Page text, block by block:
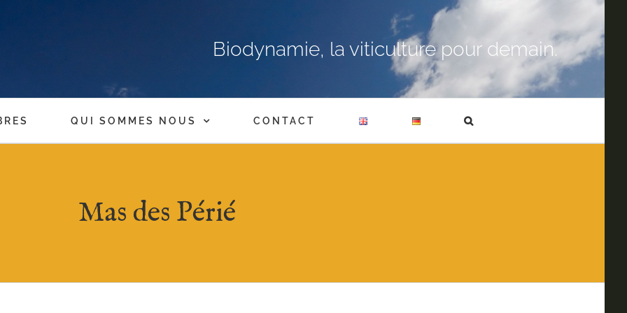
Biodynamie, la viticulture pour demain.
QUI SOMMES NOUS CONTACT
Mas des Périé